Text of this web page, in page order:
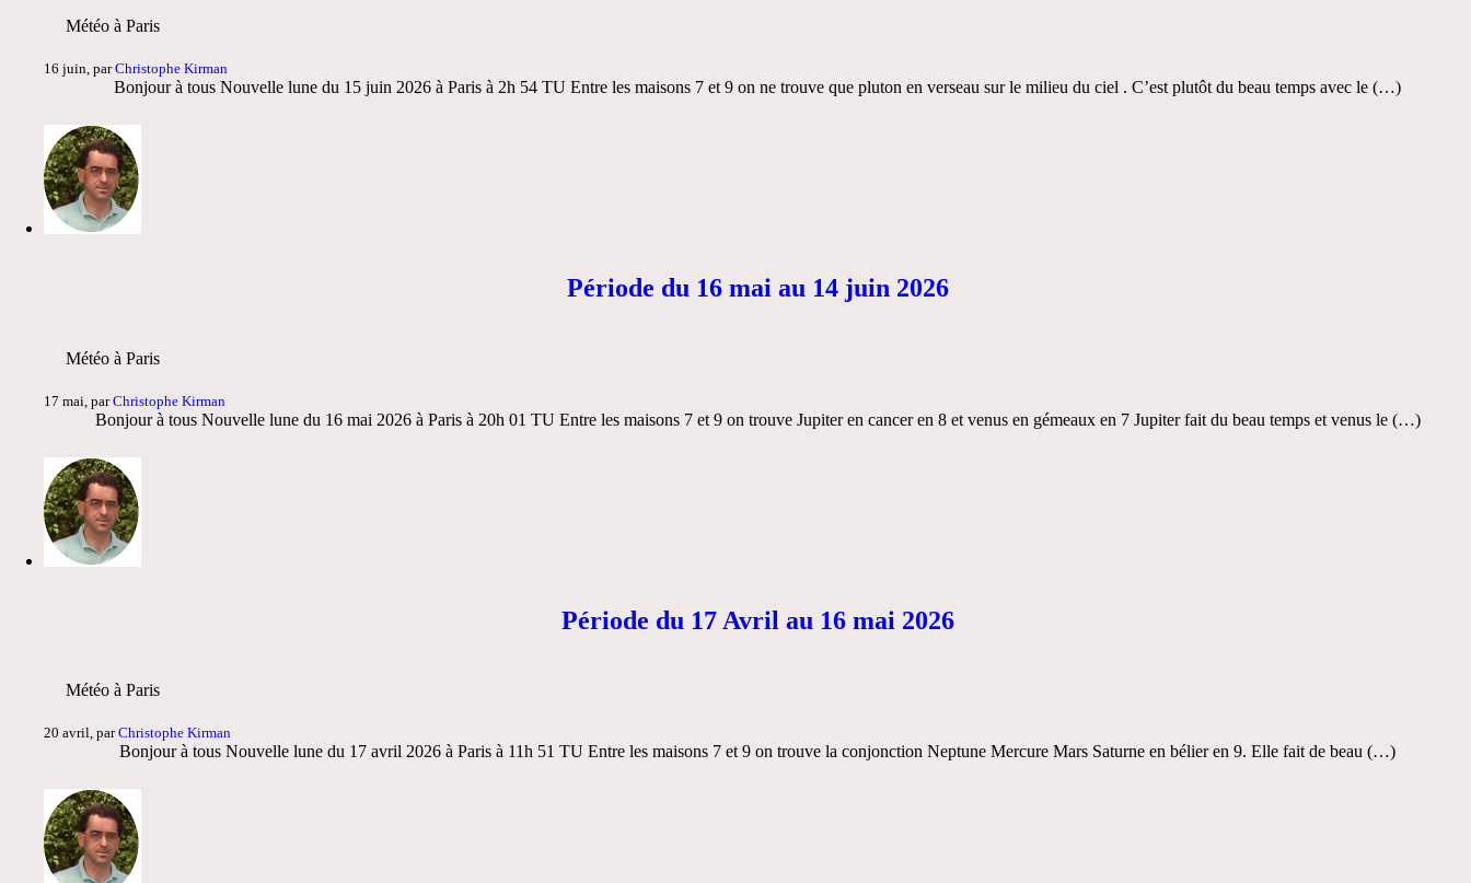
Météo à Paris
16 juin, parChristophe Kirman
Bonjour à tous Nouvelle lune du 15 juin 2026 à Paris à 2h 54 TU Entre les maisons 7 et 9 on ne trouve que pluton en verseau sur le milieu du ciel . C’est plutôt du beau temps avec le (…)
Période du 16 mai au 14 juin 2026
Météo à Paris
17 mai, parChristophe Kirman
Bonjour à tous Nouvelle lune du 16 mai 2026 à Paris à 20h 01 TU Entre les maisons 7 et 9 on trouve Jupiter en cancer en 8 et venus en gémeaux en 7 Jupiter fait du beau temps et venus le (…)
Période du 17 Avril au 16 mai 2026
Météo à Paris
20 avril, parChristophe Kirman
Bonjour à tous Nouvelle lune du 17 avril 2026 à Paris à 11h 51 TU Entre les maisons 7 et 9 on trouve la conjonction Neptune Mercure Mars Saturne en bélier en 9. Elle fait de beau (…)